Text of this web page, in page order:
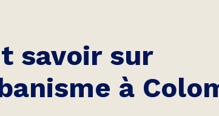
savoir sur
à